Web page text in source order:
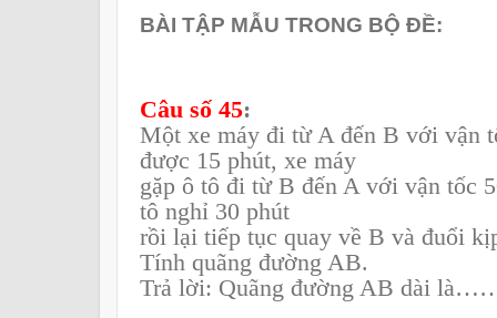
BÀI TẬP MẪU TRONG BỘ ĐỀ:
Câu số 45:
Một xe máy đi từ A đến B với vận
được 15 phút, xe máy
gặp ô tô đi từ B đến A với vận tốc
tô nghỉ 30 phút
rồi lại tiếp tục quay về B và đuổi
Tính quãng đường AB.
Trả lời: Quãng đường AB dài